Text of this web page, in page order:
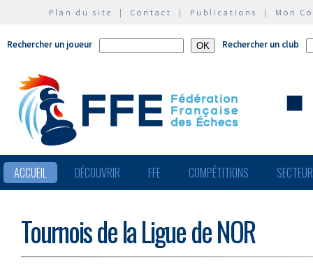
Plan du site | Contact | Publications | Mon
Rechercher un joueur Rechercher un club
ACCUEIL DÉCOUVRIR FFE COMPÉTITIONS
Tournois de la Ligue de NOR